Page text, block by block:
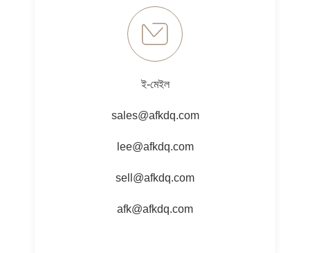
ই-মেইল
sales@afkdq.com
lee@afkdq.com
sell@afkdq.com
afk@afkdq.com